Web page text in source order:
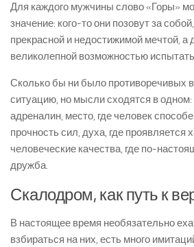
Для каждого мужчины слово «Горы»
значение: кого-то они позовут за
прекрасной и недостижимой мечтой, а
великолепной возможностью
Сколько бы ни было противоречивых
ситуацию, но мысли сходятся в
адреналин, место, где человек
прочность сил, духа, где проявляется
человеческие качества, где по-
дружба.
Скалодром, как путь к
В настоящее время необязательно
взбираться на них, есть много